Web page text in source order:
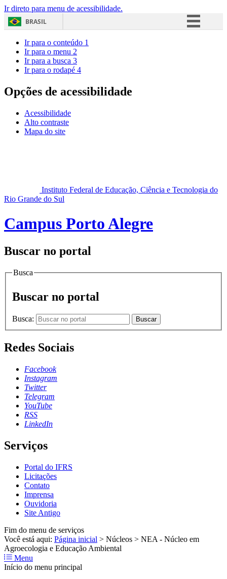
Ir direto para menu de acessibilidade.
BRASIL
Acesso à informação
Ir para o conteúdo 1
Ir para o menu 2
Ir para a busca 3
Ir para o rodapé 4
Opções de acessibilidade
Acessibilidade
Alto contraste
Mapa do site
Instituto Federal de Educação, Ciência e Tecnologia do
Rio Grande do Sul
Campus Porto Alegre
Buscar no portal
Busca
Buscar no portal
Busca: Buscar
Redes Sociais
Facebook
Instagram
Twitter
Telegram
YouTube
RSS
LinkedIn
Serviços
Portal do IFRS
Licitações
Contato
Imprensa
Ouvidoria
Site Antigo
Fim do menu de serviços
Você está aqui: Página inicial > Núcleos > NEA - Núcleo em
Agroecologia e Educação Ambiental
Menu
Início do menu principal